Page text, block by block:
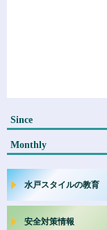
Since
Monthly
水戸スタイルの教育
安全対策情報